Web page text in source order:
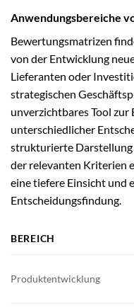
Anwendungsbereiche
Bewertungsmatrizen
von der Entwicklung
Lieferanten oder
strategischen
unverzichtbares Tool
unterschiedlicher
strukturierte Darstellung
der relevanten Kriterien
eine tiefere Einsicht und
Entscheidungsfindung.
BEREICH
Produktentwicklung